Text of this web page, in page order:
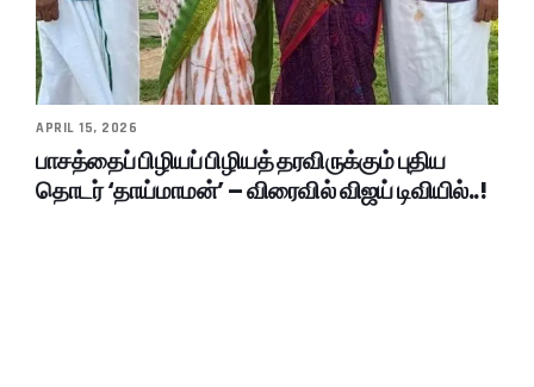
APRIL 15, 2026
பாசத்தைப் பிழியப் பிழியத் தரவிருக்கும் புதிய
தொடர் ‘தாய்மாமன்’ – விரைவில் விஜய் டிவியில்..!